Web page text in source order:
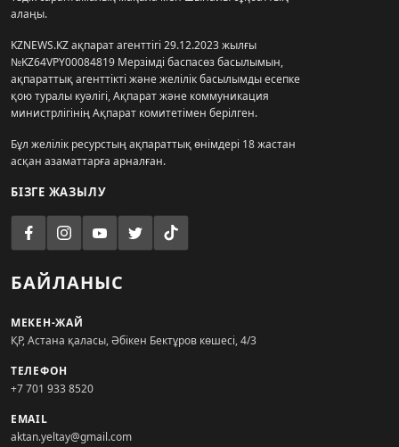
алаңы.
KZNEWS.KZ ақпарат агенттігі 29.12.2023 жылғы
№KZ64VPY00084819 Мерзімді баспасөз басылымын,
ақпараттық агенттікті және желілік басылымды есепке
қою туралы куәлігі, Ақпарат және коммуникация
министрлігінің Ақпарат комитетімен берілген.
Бұл желілік ресурстың ақпараттық өнімдері 18 жастан
асқан азаматтарға арналған.
БІЗГЕ ЖАЗЫЛУ
БАЙЛАНЫС
МЕКЕН-ЖАЙ
ҚР, Астана қаласы, Әбікен Бектұров көшесі, 4/3
ТЕЛЕФОН
+7 701 933 8520
EMAIL
aktan.yeltay@gmail.com